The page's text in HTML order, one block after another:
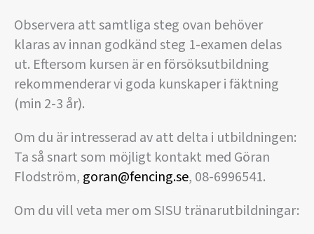
Observera att samtliga steg ovan behöver
klaras av innan godkänd steg 1-examen delas
ut. Eftersom kursen är en försöksutbildning
rekommenderar vi goda kunskaper i fäktning
(min 2-3 år).
Om du är intresserad av att delta i utbildningen:
Ta så snart som möjligt kontakt med Göran
Flodström, goran@fencing.se, 08-6996541.
Om du vill veta mer om SISU tränarutbildningar: